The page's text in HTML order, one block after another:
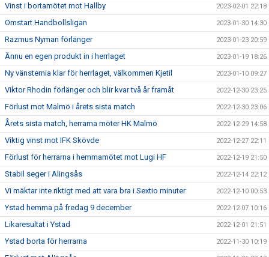
Vinst i bortamötet mot Hallby 2023-02-01 22:18
Omstart Handbollsligan 2023-01-30 14:30
Razmus Nyman förlänger 2023-01-23 20:59
Ännu en egen produkt in i herrlaget 2023-01-19 18:26
Ny vänsternia klar för herrlaget, välkommen Kjetil 2023-01-10 09:27
Viktor Rhodin förlänger och blir kvar två år framåt 2022-12-30 23:25
Förlust mot Malmö i årets sista match 2022-12-30 23:06
Årets sista match, herrarna möter HK Malmö 2022-12-29 14:58
Viktig vinst mot IFK Skövde 2022-12-27 22:11
Förlust för herrarna i hemmamötet mot Lugi HF 2022-12-19 21:50
Stabil seger i Alingsås 2022-12-14 22:12
Vi mäktar inte riktigt med att vara bra i Sextio minuter 2022-12-10 00:53
Ystad hemma på fredag 9 december 2022-12-07 10:16
Likaresultat i Ystad 2022-12-01 21:51
Ystad borta för herrarna 2022-11-30 10:19